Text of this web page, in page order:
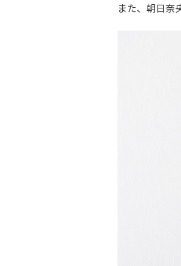
また、朝日奈